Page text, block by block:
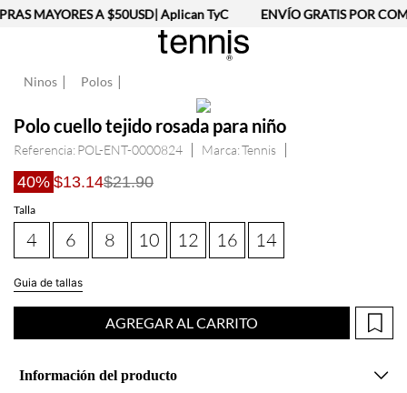
MAYORES A $50USD| Aplican TyC ENVÍO GRATIS POR
Ninos Polos
Polo cuello tejido rosada para niño
Referencia: POL-ENT-0000824 Tennis
40% $13.14$21.90
Talla
4 6 8 10 12 14
16
Guia de tallas
AGREGAR AL CARRITO
Información del producto